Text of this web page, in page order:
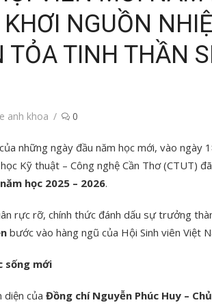
NGUỒN
TỎA TINH THẦN
anh khoa 0
những ngày đầu năm học mới, vào ngày
Kỹ thuật – Công nghệ Cần Thơ (CTUT)
học 2025 – 2026.
rực rỡ, chính thức đánh dấu sự trưởng
bước vào hàng ngũ của Hội Sinh viên Việt
sống mới
diện của Đồng chí Nguyễn Phúc Huy –